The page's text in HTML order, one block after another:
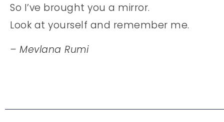
So I’ve brought you a mirror.
Look at yourself and remember me.
– Mevlana Rumi